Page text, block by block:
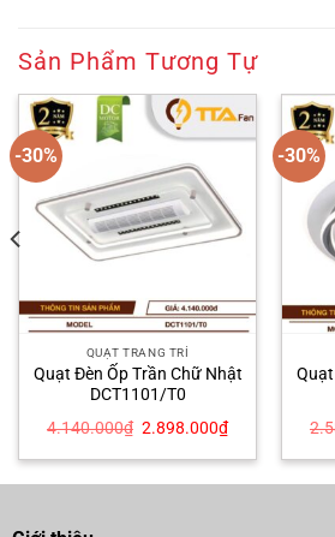
Sản Phẩm Tương Tự
-30%
QUẠT TRANG TRÍ
Quạt Đèn Ốp Trần Chữ Nhật
DCT1101/T0
4.140.000₫ Giá
là:
2.898.000₫Giá
hiện
tại
2.898.000₫.
-30%